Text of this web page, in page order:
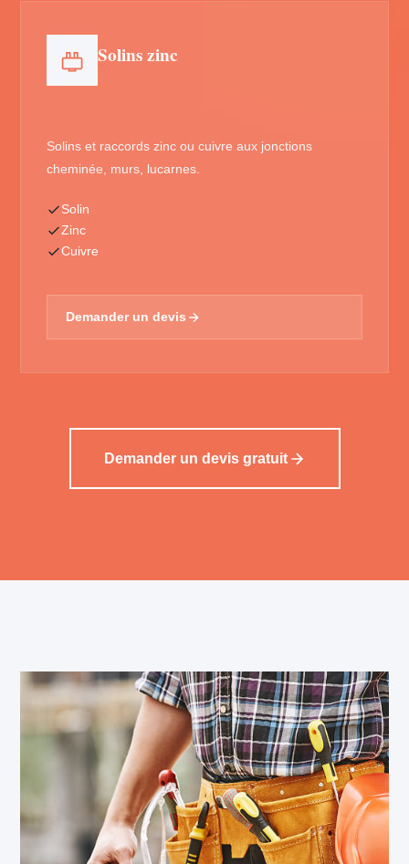
Solins zinc
Solins et raccords zinc ou cuivre aux jonctions
cheminée, murs, lucarnes.
Solin
Zinc
Cuivre
Demander un devis
Demander un devis gratuit